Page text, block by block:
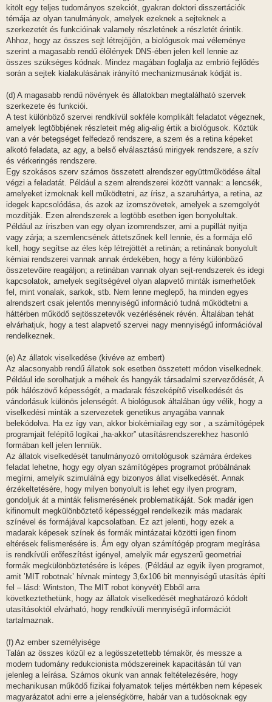
kitölt egy teljes tudományos szekciót, gyakran doktori disszertációk
témája az olyan tanulmányok, amelyek ezeknek a sejteknek a
szerkezetét és funkcióinak valamely részletének a részletét érintik.
Ahhoz, hogy az összes sejt létrejöjjön, a biológusok mai véleménye
szerint a magasabb rendű élőlények DNS-ében jelen kell lennie az
összes szükséges kódnak. Mindez magában foglalja az embrió fejlődés
során a sejtek kialakulásának irányító mechanizmusának kódját is.
(d) A magasabb rendű növények és állatokban megtalálható szervek
szerkezete és funkciói.
A test különböző szervei rendkívül sokféle komplikált feladatot végeznek,
amelyek legtöbbjének részleteit még alig-alig értik a biológusok. Köztük
van a vér betegséget felfedező rendszere, a szem és a retina képeket
alkotó feladata, az agy, a belső elválasztású mirigyek rendszere, a szív
és vérkeringés rendszere.
Egy szokásos szerv számos összetett alrendszer együttműködése által
végzi a feladatát. Például a szem alrendszerei között vannak: a lencsék,
amelyeket izmoknak kell működtetni, az írisz, a szaruhártya, a retina, az
idegek kapcsolódása, és azok az izomszövetek, amelyek a szemgolyót
mozdítják. Ezen alrendszerek a legtöbb esetben igen bonyolultak.
Például az íriszben van egy olyan izomrendszer, ami a pupillát nyitja
vagy zárja; a szemlencsének áttetszőnek kell lennie, és a formája elő
kell, hogy segítse az éles kép létrejöttét a retinán; a retinának bonyolult
kémiai rendszerei vannak annak érdekében, hogy a fény különböző
összetevőire reagáljon; a retinában vannak olyan sejt-rendszerek és idegi
kapcsolatok, amelyek segítségével olyan alapvető minták ismerhetőek
fel, mint vonalak, sarkok, stb. Nem lenne meglepő, ha minden egyes
alrendszert csak jelentős mennyiségű információ tudná működtetni a
háttérben működő sejtösszetevők vezérlésének révén. Általában tehát
elvárhatjuk, hogy a test alapvető szervei nagy mennyiségű információval
rendelkeznek.
(e) Az állatok viselkedése (kivéve az embert)
Az alacsonyabb rendű állatok sok esetben összetett módon viselkednek.
Például ide sorolhatjuk a méhek és hangyák társadalmi szerveződését, A
pók hálószövő képességét, a madarak fészeképítő viselkedését és
vándorlásuk különös jelenségét. A biológusok általában úgy vélik, hogy a
viselkedési minták a szervezetek genetikus anyagába vannak
belekódolva. Ha ez így van, akkor biokémiailag egy sor , a számítógépek
programjait felépítő logikai „ha-akkor” utasításrendszerekhez hasonló
formában kell jelen lenniük.
Az állatok viselkedését tanulmányozó ornitológusok számára érdekes
feladat lehetne, hogy egy olyan számítógépes programot próbálnának
megírni, amelyik szimulálná egy bizonyos állat viselkedését. Annak
érzékeltetésére, hogy milyen bonyolult is lehet egy ilyen program,
gondoljuk át a minták felismerésének problematikáját. Sok madár igen
kifinomult megkülönböztető képességgel rendelkezik más madarak
színével és formájával kapcsolatban. Ez azt jelenti, hogy ezek a
madarak képesek színek és formák mintázatai közötti igen finom
eltérések felismerésére is. Ám egy olyan számítógép program megírása
is rendkívüli erőfeszítést igényel, amelyik már egyszerű geometriai
formák megkülönböztetésére is képes. (Például az egyik ilyen programot,
amit ’MIT robotnak’ hívnak mintegy 3,6x106 bit mennyiségű utasítás építi
fel – lásd: Wintston, The MIT robot könyvét) Ebből arra
következtethetünk, hogy az állatok viselkedését meghatározó kódolt
utasításoktól elvárható, hogy rendkívüli mennyiségű információt
tartalmaznak.
(f) Az ember személyisége
Talán az összes közül ez a legösszetettebb témakör, és messze a
modern tudomány redukcionista módszereinek kapacitásán túl van
jelenleg a leírása. Számos okunk van annak feltételezésére, hogy
mechanikusan működő fizikai folyamatok teljes mértékben nem képesek
magyarázatot adni erre a jelenségkörre, habár van a tudósoknak egy